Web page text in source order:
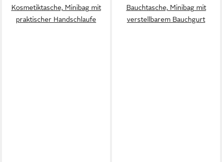
Kosmetiktasche, Minibag mit
praktischer Handschlaufe
Bauchtasche, Minibag mit
verstellbarem Bauchgurt